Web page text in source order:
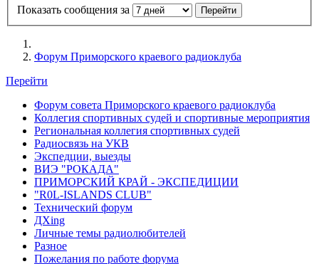
Показать сообщения за
Форум Приморского краевого радиоклуба
Перейти
Форум совета Приморского краевого радиоклуба
Коллегия спортивных судей и спортивные мероприятия
Региональная коллегия спортивных судей
Радиосвязь на УКВ
Экспедции, выезды
ВИЭ "РОКАДА"
ПРИМОРСКИЙ КРАЙ - ЭКСПЕДИЦИИ
"R0L-ISLANDS CLUB"
Технический форум
ДХing
Личные темы радиолюбителей
Разное
Пожелания по работе форума